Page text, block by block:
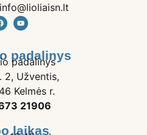
padalinys
padalinys
2, Užventis,
Kelmės r.
21906
laikas